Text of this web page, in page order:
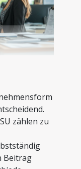
zählen zu
Beitrag